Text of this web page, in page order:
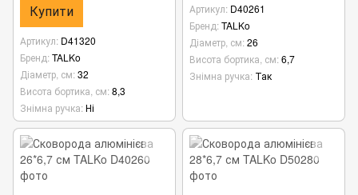
Купити
Артикул D41320
Бренд TALKo
Діаметр, см 32
Висота бортика, см 8,3
Знімна ручка Ні
Артикул D40261
Бренд TALKo
Діаметр, см 26
Висота бортика, см 6,7
Знімна ручка Так